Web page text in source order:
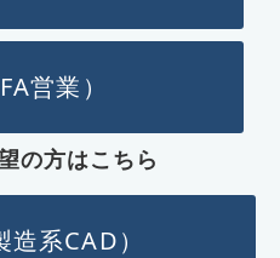
営業）
の方はこちら
系CAD）